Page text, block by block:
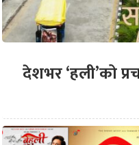
देशभर ‘हली’को